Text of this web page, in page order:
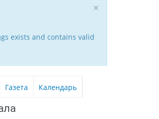
×
exists and contains valid
Газета Календарь